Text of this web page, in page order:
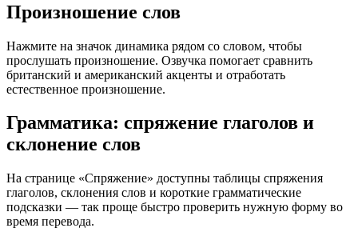
Произношение слов
Нажмите на значок динамика рядом со словом, чтобы
прослушать произношение. Озвучка помогает сравнить
британский и американский акценты и отработать
естественное произношение.
Грамматика: спряжение глаголов и
склонение слов
На странице «Спряжение» доступны таблицы спряжения
глаголов, склонения слов и короткие грамматические
подсказки — так проще быстро проверить нужную форму во
время перевода.